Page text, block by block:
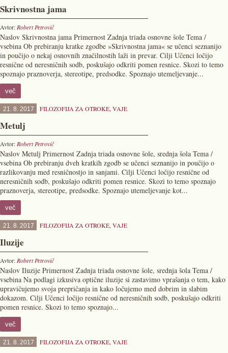
Skrivnostna jama
Avtor: Robert Petrovič
Naslov Skrivnostna jama Primernost Zadnja triada osnovne šole Tema /
vsebina Ob prebiranju kratke zgodbe »Skrivnostna jama« se učenci seznanijo
in poučijo o nekaj osnovnih značilnostih laži in prevar. Cilji Učenci ločijo
resnične od neresničnih sodb, poskušajo odkriti pomen resnice. Skozi to temo
spoznajo praznoverja, stereotipe, predsodke. Spoznajo utemeljevanje...
več
21. 8. 2017 FILOZOFIJA ZA OTROKE, VAJE
Metulj
Avtor: Robert Petrovič
Naslov Metulj Primernost Zadnja triada osnovne šole, srednja šola Tema /
vsebina Ob prebiranju dveh kratkih zgodb se učenci seznanijo in poučijo o
razlikovanju med resničnostjo in sanjami. Cilji Učenci ločijo resnične od
neresničnih sodb, poskušajo odkriti pomen resnice. Skozi to temo spoznajo
praznoverja, stereotipe, predsodke. Spoznajo utemeljevanje kot...
več
21. 8. 2017 FILOZOFIJA ZA OTROKE, VAJE
Iluzije
Avtor: Robert Petrovič
Naslov Iluzije Primernost Zadnja triada osnovne šole, srednja šola Tema /
vsebina Na podlagi izkusiva optične iluzije si zastavimo vprašanja o tem, kako
upravičujemo svoja prepričanja in kako ločujemo med dobrim in slabim
dokazom. Cilji Učenci ločijo resnične od neresničnih sodb, poskušajo odkriti
pomen resnice. Skozi to temo spoznajo...
več
21. 8. 2017 FILOZOFIJA ZA OTROKE, VAJE